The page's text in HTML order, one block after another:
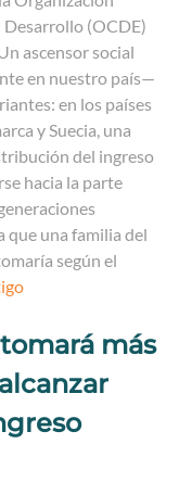
Desarrollo (OCDE)
ascensor social
en nuestro país—
en los países
y Suecia, una
del ingreso
hacia la parte
que una familia del
según el
más